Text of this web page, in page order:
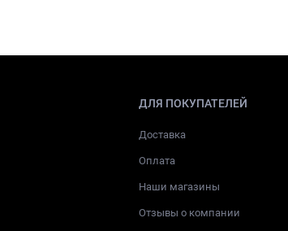
ДЛЯ ПОКУПАТЕЛЕЙ
Доставка
Оплата
Наши магазины
Отзывы о компании